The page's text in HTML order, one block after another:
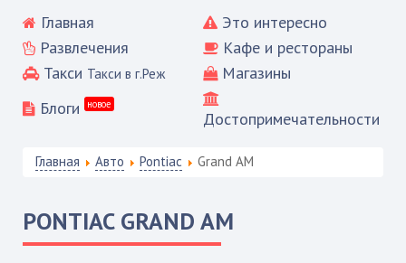
Главная
Это интересно
Развлечения
Кафе и рестораны
Такси Такси в г.Реж
Магазины
Блоги
новое
Достопримечательности
Главная Авто Pontiac Grand AM
PONTIAC GRAND AM